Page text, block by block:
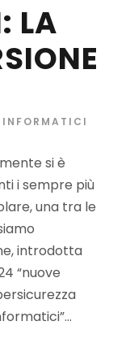
LA
INFORMATICI
si è
i sempre più
una tra le
introdotta
“nuove